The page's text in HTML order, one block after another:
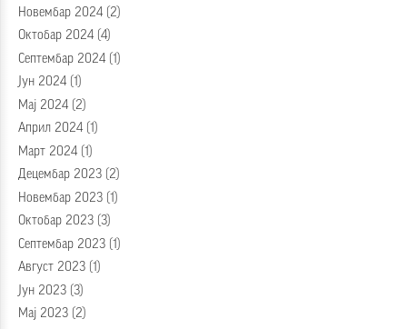
Новембар 2024 (2)
Октобар 2024 (4)
Септембар 2024 (1)
Јун 2024 (1)
Мај 2024 (2)
Април 2024 (1)
Март 2024 (1)
Децембар 2023 (2)
Новембар 2023 (1)
Октобар 2023 (3)
Септембар 2023 (1)
Август 2023 (1)
Јун 2023 (3)
Мај 2023 (2)